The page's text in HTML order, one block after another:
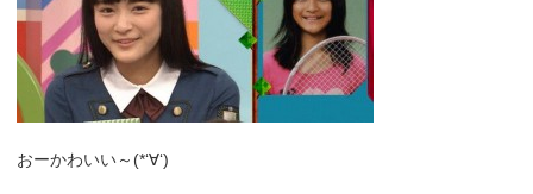
おーかわいい～(*‘∀‘)